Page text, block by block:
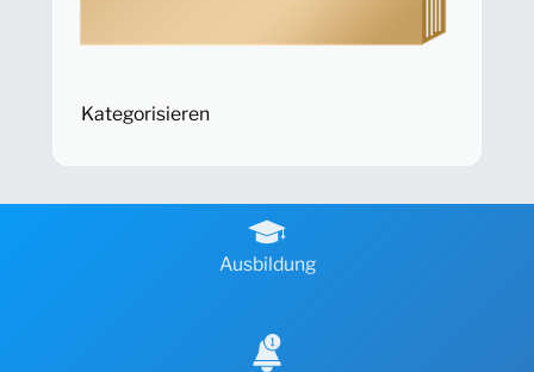
Kategorisieren
Ausbildung